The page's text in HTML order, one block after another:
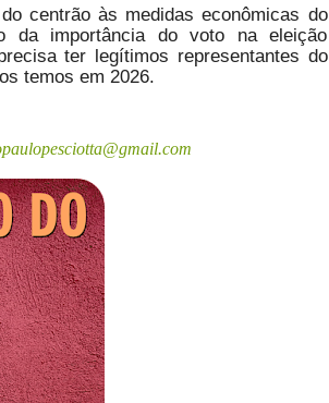
centrão às medidas econômicas do
da importância do voto na eleição
ter legítimos representantes do
temos em 2026.